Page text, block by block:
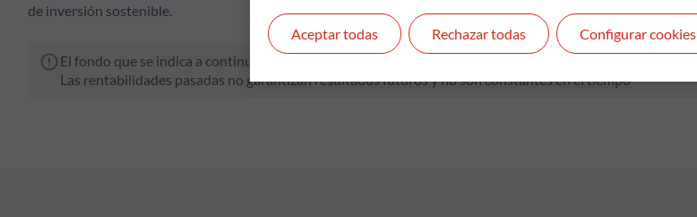
de inversión sostenible.
El fondo que se indica a continuación conlleva un riesgo de pérdida de capital.
Las rentabilidades pasadas no garantizan resultados futuros y no son constantes en el tiempo
Rechazar todas
Aceptar todas Configurar cookies